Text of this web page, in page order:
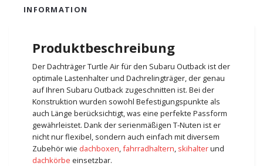
INFORMATION
Produktbeschreibung
Der Dachträger Turtle Air für den Subaru Outback ist der
optimale Lastenhalter und Dachrelingträger, der genau
auf Ihren Subaru Outback zugeschnitten ist. Bei der
Konstruktion wurden sowohl Befestigungspunkte als
auch Länge berücksichtigt, was eine perfekte Passform
gewährleistet. Dank der serienmäßigen T-Nuten ist er
nicht nur flexibel, sondern auch einfach mit diversem
Zubehör wie dachboxen,fahrradhaltern, skihalterund
dachkörbe einsetzbar.